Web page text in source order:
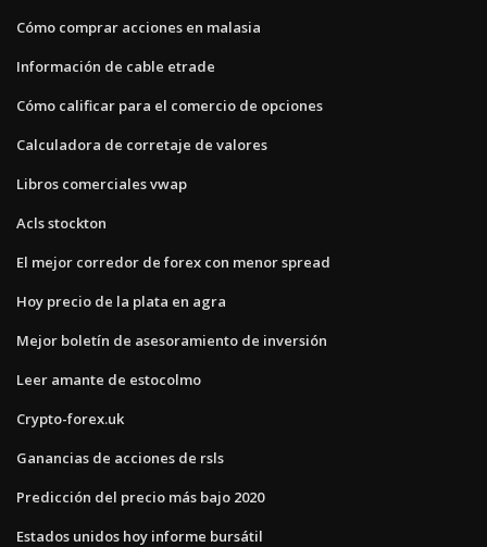
Cómo comprar acciones en malasia
Información de cable etrade
Cómo calificar para el comercio de opciones
Calculadora de corretaje de valores
Libros comerciales vwap
Acls stockton
El mejor corredor de forex con menor spread
Hoy precio de la plata en agra
Mejor boletín de asesoramiento de inversión
Leer amante de estocolmo
Crypto-forex.uk
Ganancias de acciones de rsls
Predicción del precio más bajo 2020
Estados unidos hoy informe bursátil